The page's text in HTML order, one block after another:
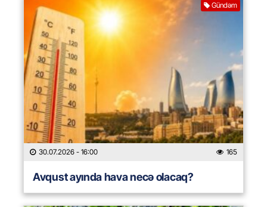
Gündəm
30.07.2026 - 16:00 165
Avqust ayında hava necə olacaq?